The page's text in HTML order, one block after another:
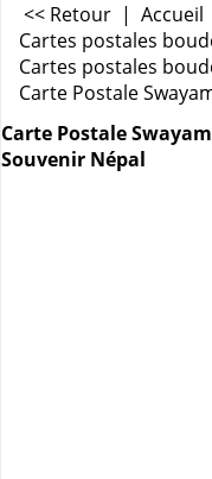
<< Retour | Accueil
Cartes postales
Cartes postales
Carte Postale
Carte Postale
Souvenir Népal